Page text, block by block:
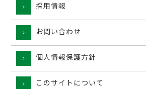
採用情報
お問い合わせ
個人情報保護方針
このサイトについて